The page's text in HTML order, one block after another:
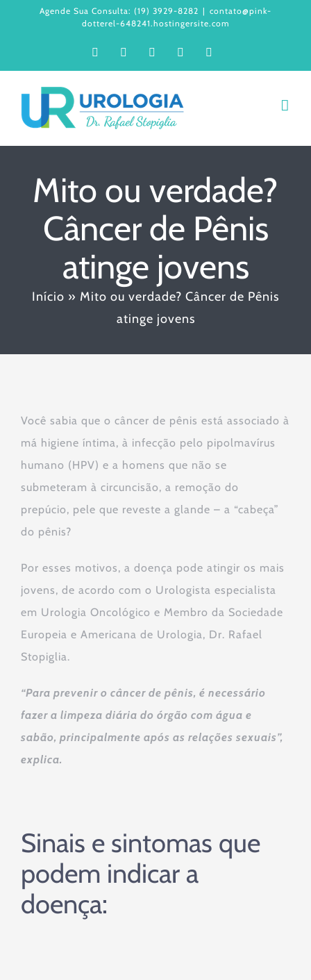
Agende Sua Consulta: (19) 3929-8282 | contato@pink-
dotterel-648241.hostingersite.com
FacebookInstagramLinkedInWhatsApp
Mito ou verdade?
Câncer de Pênis
atinge jovens
Início » Mito ou verdade? Câncer de Pênis
atinge jovens
Você sabia que o câncer de pênis está associado à
má higiene íntima, à infecção pelo pipolmavírus
humano (HPV) e a homens que não se
submeteram à circuncisão, a remoção do
prepúcio, pele que reveste a glande – a “cabeça”
do pênis?
Por esses motivos, a doença pode atingir os mais
jovens, de acordo com o Urologista especialista
em Urologia Oncológico e Membro da Sociedade
Europeia e Americana de Urologia, Dr. Rafael
Stopiglia.
“Para prevenir o câncer de pênis, é necessário
fazer a limpeza diária do órgão com água e
sabão, principalmente após as relações sexuais”,
explica.
Sinais e sintomas que
podem indicar a
doença: